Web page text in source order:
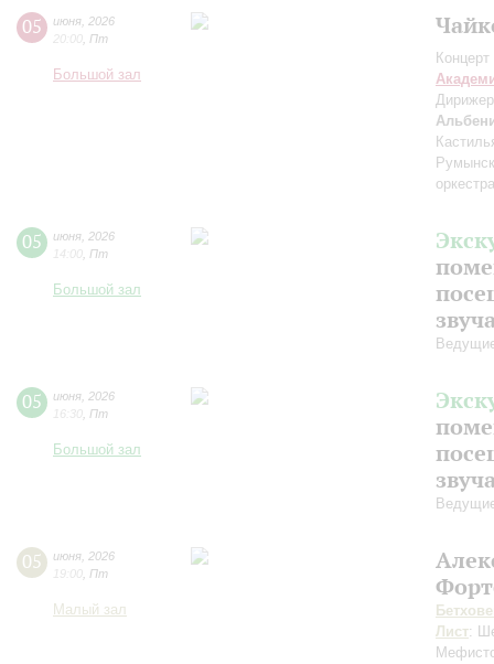
05 июня 2026
20:00 Пт
Большой зал
05 июня 2026
14:00 Пт
Большой зал
05 июня 2026
16:30 Пт
Большой зал
05 июня 2026
19:00 Пт
Малый зал
Лист: